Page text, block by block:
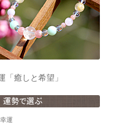
「癒しと希望」
幸運